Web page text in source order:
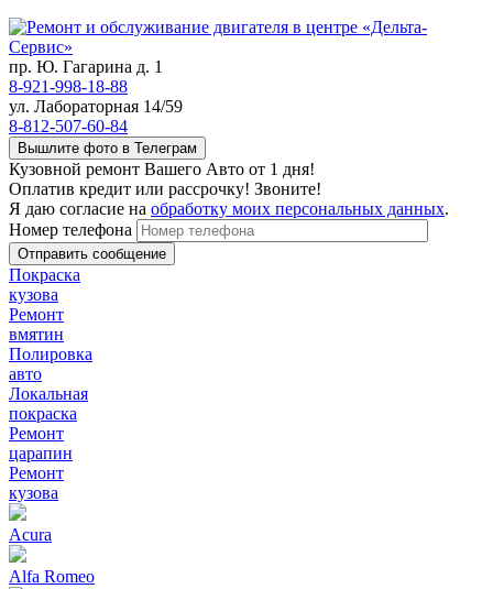
пр. Ю. Гагарина д. 1
8-921-998-18-88
ул. Лабораторная 14/59
8-812-507-60-84
Вышлите фото в Телеграм
Кузовной ремонт Вашего Авто от 1 дня!
Оплатив кредит или рассрочку! Звоните!
Я даю согласие на обработку моих персональных данных.
Номер телефона
Покраска
кузова
Ремонт
вмятин
Полировка
авто
Локальная
покраска
Ремонт
царапин
Ремонт
кузова
Acura
Alfa Romeo